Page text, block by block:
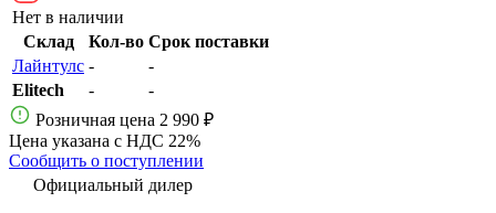
Нет в наличии
Склад
Кол-во Срок поставки
Лайнтулс -
-
Elitech
-
-
Розничная цена 2 990 ₽
Цена указана с НДС 22%
Сообщить о поступлении
Официальный дилер